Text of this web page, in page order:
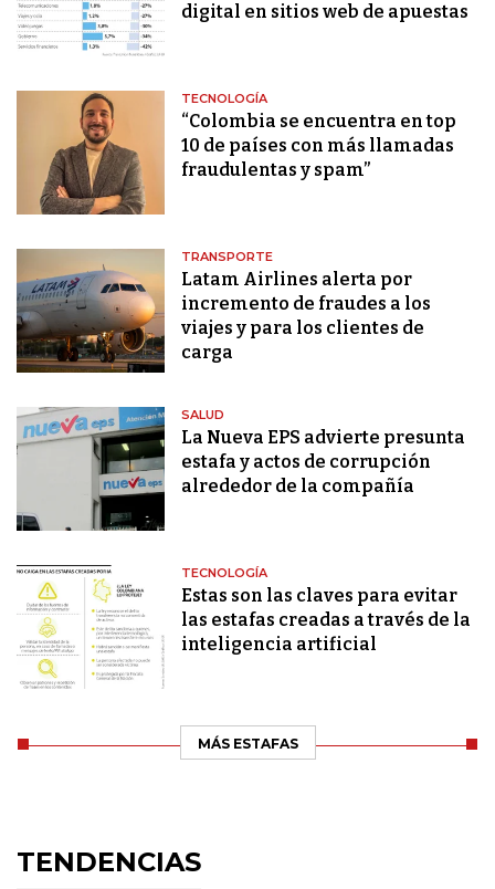
digital en sitios web de apuestas
TECNOLOGÍA
“Colombia se encuentra en top
10 de países con más llamadas
fraudulentas y spam”
TRANSPORTE
Latam Airlines alerta por
incremento de fraudes a los
viajes y para los clientes de
carga
SALUD
La Nueva EPS advierte presunta
estafa y actos de corrupción
alrededor de la compañía
TECNOLOGÍA
Estas son las claves para evitar
las estafas creadas a través de la
inteligencia artificial
MÁS ESTAFAS
TENDENCIAS